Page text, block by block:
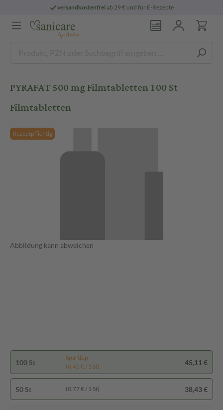
versandkostenfreiab 29 € und für E-Rezepte
PYRAFAT 500 mg Filmtabletten 100 St
Filmtabletten
Rezeptpflichtig
Abbildung kann abweichen
100 St
Spartipp
(0,45 € / 1 St)
45,11 €
50 St (0,77 € / 1 St) 38,43 €